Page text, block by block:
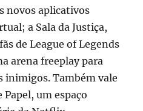
novos aplicativos
a Sala da Justiça,
de League of Legends
arena freeplay para
inimigos. Também vale
Papel, um espaço